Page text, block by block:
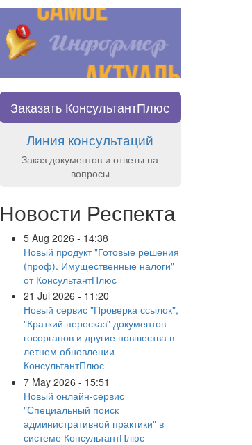
Заказать КонсультантПлюс
Линия консультаций
Заказ документов и ответы на
вопросы
Новости Респекта
5 Aug 2026 - 14:38
Новый продукт "Готовые решения
(проф). Имущественные налоги"
от КонсультантПлюс
21 Jul 2026 - 11:20
Новый сервис "Проверка ссылок",
"Краткий пересказ" документов
госорганов и другие новшества в
летнем обновлении
КонсультантПлюс
7 May 2026 - 15:51
Новый онлайн-сервис
"Специальный поиск
административной практики" в
системе КонсультантПлюс